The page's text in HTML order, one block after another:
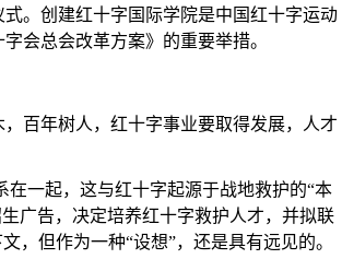
。 创建红十字国际学院是中国红十字运动
会总会改革方案》的重要举措。
百年树人，红十字事业要取得发展，人才
一起，这与红十字起源于战地救护的“本
广告， 决定培养红十字救护人才，并拟联
，但作为一种“设想”，还是具有远见的。